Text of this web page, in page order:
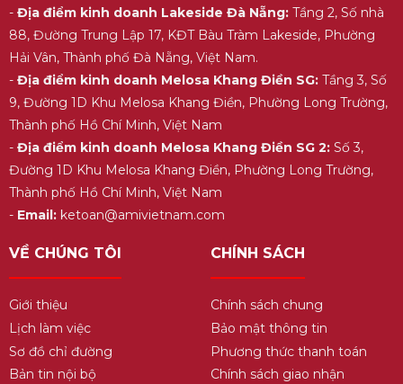
- Địa điểm kinh doanh Lakeside Đà Nẵng:Tầng 2, Số nhà
88, Đường Trung Lập 17, KĐT Bàu Tràm Lakeside, Phường
Hải Vân, Thành phố Đà Nẵng, Việt Nam.
- Địa điểm kinh doanh Melosa Khang Điền SG:Tầng 3, Số
9, Đường 1D Khu Melosa Khang Điền, Phường Long Trường,
Thành phố Hồ Chí Minh, Việt Nam
- Địa điểm kinh doanh Melosa Khang Điền SG 2:Số 3,
Đường 1D Khu Melosa Khang Điền, Phường Long Trường,
Thành phố Hồ Chí Minh, Việt Nam
- Email:ketoan@amivietnam.com
VỀ CHÚNG TÔI
Giới thiệu
Lịch làm việc
Sơ đồ chỉ đường
Bản tin nội bộ
CHÍNH SÁCH
Chính sách chung
Bảo mật thông tin
Phương thức thanh toán
Chính sách giao nhận